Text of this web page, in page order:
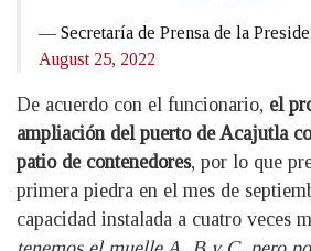
— Secretaría de Prensa de la
August 25, 2022
De acuerdo con el funcionario, el
ampliación del puerto de Acajutla
patio de contenedores, por lo que
primera piedra en el mes de
capacidad instalada a cuatro veces